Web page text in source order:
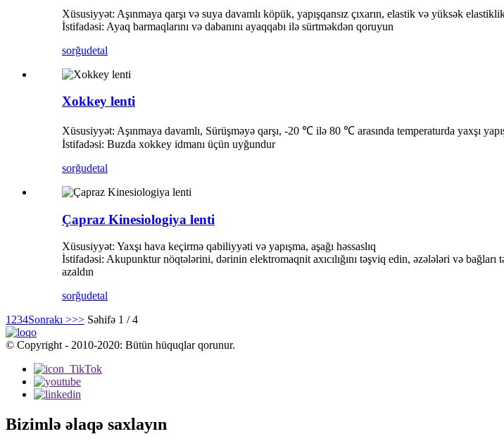
Xüsusiyyət: Aşınmaya qarşı və suya davamlı köpük, yapışqansız çıxarın, elastik və yüksək
İstifadəsi: Ayaq barmaqlarını və dabanını ayaqqabı ilə sürtməkdən qoruyun
sorğudetal
Xokkey lenti
Xüsusiyyət: Aşınmaya davamlı, Sürüşməyə qarşı, -20 ℃ ilə 80 ℃ arasında temperaturda yaxşı
İstifadəsi: Buzda xokkey idmanı üçün uyğundur
sorğudetal
Çapraz Kinesiologiya lenti
Xüsusiyyət: Yaxşı hava keçirmə qabiliyyəti və yapışma, aşağı həssaslıq
İstifadəsi: Akupunktur nöqtələrini, dərinin elektromaqnit axıcılığını təşviq edin, əzələləri və
azaldın
sorğudetal
1234Sonrakı >>> Səhifə 1 / 4
© Copyright - 2010-2020: Bütün hüquqlar qorunur.
Bizimlə əlaqə saxlayın